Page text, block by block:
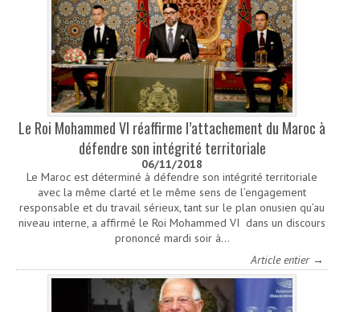
Le Roi Mohammed VI réaffirme l’attachement du Maroc à
défendre son intégrité territoriale
06/11/2018
Le Maroc est déterminé à défendre son intégrité territoriale
avec la même clarté et le même sens de l’engagement
responsable et du travail sérieux, tant sur le plan onusien qu’au
niveau interne, a affirmé le Roi Mohammed VI dans un discours
prononcé mardi soir à…
Article entier →